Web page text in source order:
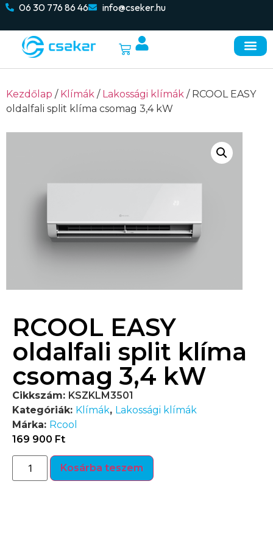
06 30 776 86 46 info@cseker.hu
Kezdőlap / Klímák / Lakossági klímák / RCOOL EASY
oldalfali split klíma csomag 3,4 kW
RCOOL EASY
oldalfali split klíma
csomag 3,4 kW
Cikkszám: KSZKLM3501
Kategóriák: Klímák, Lakossági klímák
Márka: Rcool
169 900 Ft
Kosárba teszem